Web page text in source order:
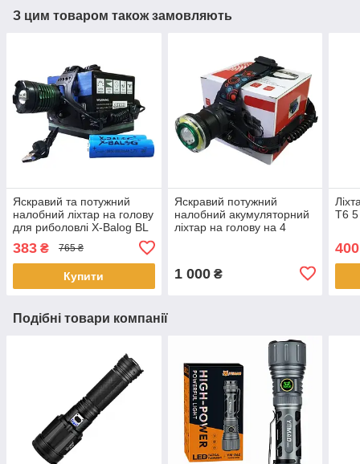
З цим товаром також замовляють
Яскравий та потужний
налобний ліхтар на голову
для риболовлі X-Balog BL
18650 х 2 USB
383 ₴ 765 ₴
Купити
Яскравий потужний
налобний акумуляторний
ліхтар на голову на 4
1 000₴
T6
400
Подібні товари компанії